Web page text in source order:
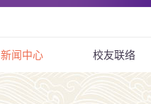
新闻中心 校友联络